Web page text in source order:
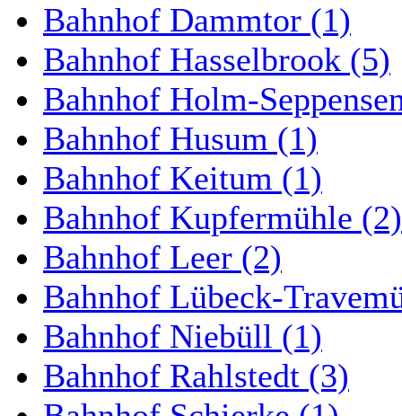
Bahnhof Dammtor (1)
Bahnhof Hasselbrook (5)
Bahnhof Holm-
Bahnhof Husum (1)
Bahnhof Keitum (1)
Bahnhof Kupfermühle (2)
Bahnhof Leer (2)
Bahnhof Lübeck-
Bahnhof Niebüll (1)
Bahnhof Rahlstedt (3)